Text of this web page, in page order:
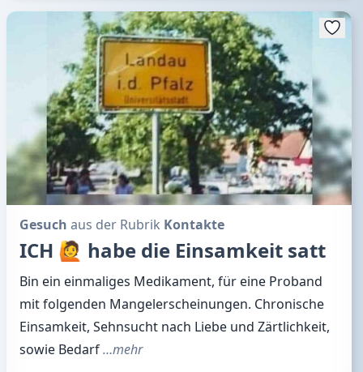
Gesuch aus der Rubrik Kontakte
ICH 🙋 habe die Einsamkeit satt
Bin ein einmaliges Medikament, für eine Proband
mit folgenden Mangelerscheinungen. Chronische
Einsamkeit, Sehnsucht nach Liebe und Zärtlichkeit,
sowie Bedarf…mehr